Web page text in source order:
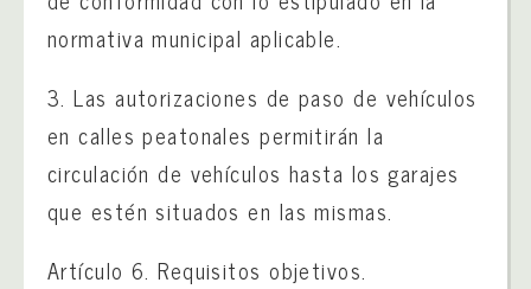
normativa municipal aplicable.
3. Las autorizaciones de paso de vehículos
en calles peatonales permitirán la
circulación de vehículos hasta los garajes
que estén situados en las mismas.
Artículo 6. Requisitos objetivos.